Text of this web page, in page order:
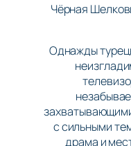
Чёрная
Однажды
с сильными
драма и